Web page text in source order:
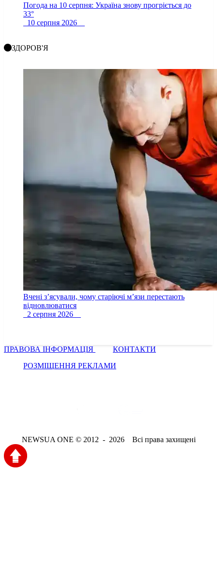
Погода на 10 серпня: Україна знову прогріється до
33°
10 серпня 2026
ЗДОРОВ'Я
Вчені з’ясували, чому старіючі м’язи перестають
відновлюватися
2 серпня 2026
ПРАВОВА ІНФОРМАЦІЯ
КОНТАКТИ
РОЗМІЩЕННЯ РЕКЛАМИ
NEWSUA ONE © 2012 - 2026 Всі права захищені